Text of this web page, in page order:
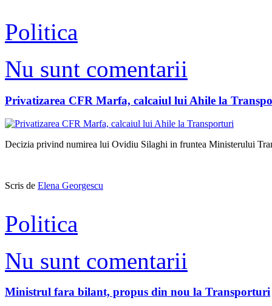
Politica
Nu sunt comentarii
Privatizarea CFR Marfa, calcaiul lui Ahile la
Decizia privind numirea lui Ovidiu Silaghi in fruntea Ministerului
Scris de Elena Georgescu
Politica
Nu sunt comentarii
Ministrul fara bilant, propus din nou la Transporturi